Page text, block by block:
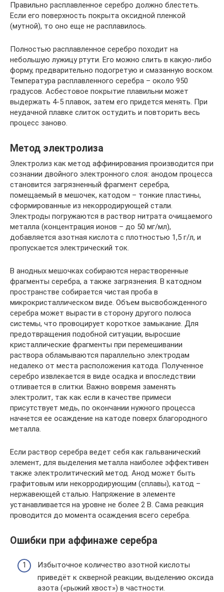
Правильно расплавленное серебро должно блестеть.
Если его поверхность покрыта оксидной пленкой
(мутной), то оно еще не расплавилось.
Полностью расплавленное серебро походит на
небольшую лужицу ртути. Его можно слить в какую-либо
форму, предварительно подогретую и смазанную воском.
Температура расплавленного серебра – около 950
градусов. Асбестовое покрытие плавильни может
выдержать 4-5 плавок, затем его придется менять. При
неудачной плавке слиток остудить и повторить весь
процесс заново.
Метод электролиза
Электролиз как метод аффинирования производится при
сознании двойного электронного слоя: анодом процесса
становится загрязненный фрагмент серебра,
помещаемый в мешочек, катодом – тонкие пластины,
сформированные из некорродирующей стали.
Электроды погружаются в раствор нитрата очищаемого
металла (концентрация ионов – до 50 мг/мл),
добавляется азотная кислота с плотностью 1,5 г/л, и
пропускается электрический ток.
В анодных мешочках собираются нерастворенные
фрагменты серебра, а также загрязнения. В катодном
пространстве собирается чистая проба в
микрокристаллическом виде. Объем высвобожденного
серебра может вырасти в сторону другого полюса
системы, что провоцирует короткое замыкание. Для
предотвращения подобной ситуации, выросшие
кристаллические фрагменты при перемешивании
раствора обламываются параллельно электродам
недалеко от места расположения катода. Полученное
серебро извлекается в виде осадка и впоследствии
отливается в слитки. Важно вовремя заменять
электролит, так как если в качестве примеси
присутствует медь, по окончании нужного процесса
начнется ее осаждение на катоде поверх благородного
металла.
Если раствор серебра ведет себя как гальванический
элемент, для выделения металла наиболее эффективен
также электролитический метод. Анод может быть
графитовым или некорродирующим (сплавы), катод –
нержавеющей сталью. Напряжение в элементе
устанавливается на уровне не более 2 В. Сама реакция
проводится до момента осаждения всего серебра.
Ошибки при аффинаже серебра
Избыточное количество азотной кислоты
приведёт к скверной реакции, выделению оксида
азота («рыжий хвост») в частности.